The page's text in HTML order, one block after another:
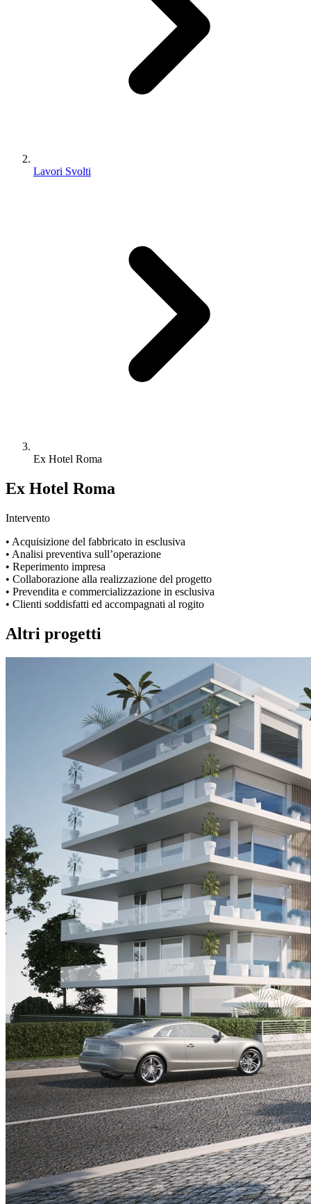
Lavori Svolti
Ex Hotel Roma
Ex Hotel Roma
Intervento
• Acquisizione del fabbricato in esclusiva
• Analisi preventiva sull’operazione
• Reperimento impresa
• Collaborazione alla realizzazione del progetto
• Prevendita e commercializzazione in esclusiva
• Clienti soddisfatti ed accompagnati al rogito
Altri progetti